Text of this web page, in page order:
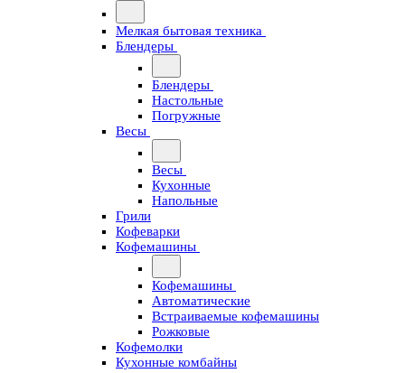
Мелкая бытовая техника
Блендеры
Блендеры
Настольные
Погружные
Весы
Весы
Кухонные
Напольные
Грили
Кофеварки
Кофемашины
Кофемашины
Автоматические
Встраиваемые кофемашины
Рожковые
Кофемолки
Кухонные комбайны